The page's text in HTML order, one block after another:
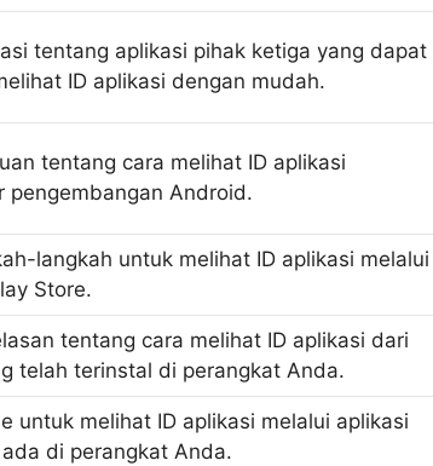
tentang aplikasi pihak ketiga yang dapat
ID aplikasi dengan mudah.
tentang cara melihat ID aplikasi
pengembangan Android.
langkah untuk melihat ID aplikasi melalui
Store.
tentang cara melihat ID aplikasi dari
telah terinstal di perangkat Anda.
untuk melihat ID aplikasi melalui aplikasi
di perangkat Anda.